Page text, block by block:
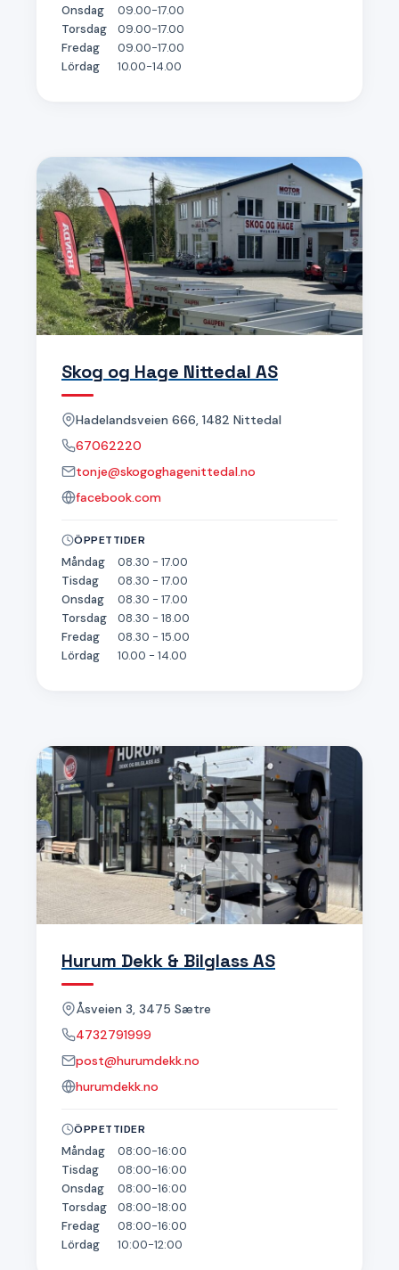
Onsdag
09.00-17.00
Torsdag
09.00-17.00
Fredag
09.00-17.00
Lördag
10.00-14.00
Skog og Hage Nittedal AS
Hadelandsveien 666, 1482 Nittedal
67062220
tonje@skogoghagenittedal.no
facebook.com
ÖPPETTIDER
Måndag
08.30 - 17.00
Tisdag
08.30 - 17.00
Onsdag
08.30 - 17.00
Torsdag
08.30 - 18.00
Fredag
08.30 - 15.00
Lördag
10.00 - 14.00
Hurum Dekk & Bilglass AS
Åsveien 3, 3475 Sætre
4732791999
post@hurumdekk.no
hurumdekk.no
ÖPPETTIDER
Måndag
08:00-16:00
Tisdag
08:00-16:00
Onsdag
08:00-16:00
Torsdag
08:00-18:00
Fredag
08:00-16:00
Lördag
10:00-12:00